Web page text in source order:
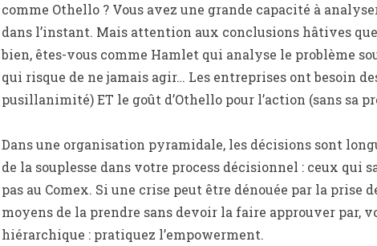
comme Othello ? Vous avez une grande capacité à
dans l’instant. Mais attention aux conclusions hâtives
bien, êtes-vous comme Hamlet qui analyse le problème
qui risque de ne jamais agir… Les entreprises ont besoin
pusillanimité) ET le goût d’Othello pour l’action (sans sa
Dans une organisation pyramidale, les décisions sont
de la souplesse dans votre process décisionnel : ceux
pas au Comex. Si une crise peut être dénouée par la prise
moyens de la prendre sans devoir la faire approuver par,
hiérarchique : pratiquez l’empowerment.